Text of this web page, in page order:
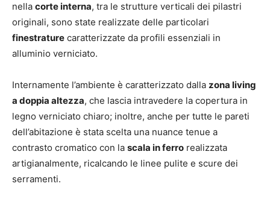
nella corte interna, tra le strutture verticali dei pilastri
originali, sono state realizzate delle particolari
finestrature caratterizzate da profili essenziali in
alluminio verniciato.
Internamente l’ambiente è caratterizzato dalla zona living
a doppia altezza, che lascia intravedere la copertura in
legno verniciato chiaro; inoltre, anche per tutte le pareti
dell’abitazione è stata scelta una nuance tenue a
contrasto cromatico con la scala in ferro realizzata
artigianalmente, ricalcando le linee pulite e scure dei
serramenti.